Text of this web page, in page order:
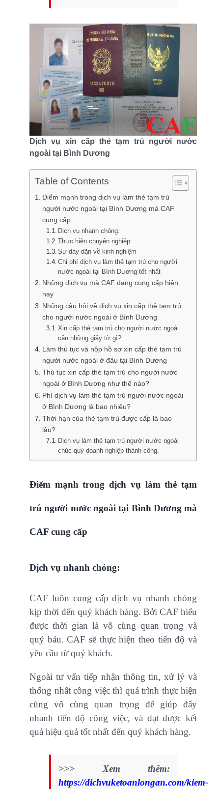
Dịch vụ xin cấp thẻ tạm trú người nước
ngoài tại Bình Dương
Table of Contents
Điểm mạnh trong dịch vụ làm thẻ tạm trú
người nước ngoài tại Bình Dương mà CAF
cung cấp
Dịch vụ nhanh chóng:
Thực hiện chuyên nghiệp:
Sự dày dặn về kinh nghiệm
Chi phí dịch vụ làm thẻ tạm trú cho người
nước ngoài tại Bình Dương tốt nhất
Những dịch vụ mà CAF đang cung cấp hiện
nay
Những câu hỏi về dịch vụ xin cấp thẻ tạm trú
cho người nước ngoài ở Bình Dương
Xin cấp thẻ tạm trú cho người nước ngoài
cần những giấy tờ gì?
Làm thủ tục và nộp hồ sơ xin cấp thẻ tạm trú
người nước ngoài ở đâu tại Bình Dương
Thủ tục xin cấp thẻ tạm trú cho người nước
ngoài ở Bình Dương như thế nào?
Phí dịch vụ làm thẻ tạm trú người nước ngoài
ở Bình Dương là bao nhiêu?
Thời hạn của thẻ tạm trú được cấp là bao
lâu?
Dịch vụ làm thẻ tạm trú người nước ngoài
chúc quý doanh nghiệp thành công.
Điểm mạnh trong dịch vụ làm thẻ tạm
trú người nước ngoài tại Bình Dương mà
CAF cung cấp
Dịch vụ nhanh chóng:
CAF luôn cung cấp dịch vụ nhanh chóng
kịp thời đến quý khách hàng. Bởi CAF hiểu
được thời gian là vô cùng quan trọng và
quý báu. CAF sẽ thực hiện theo tiến độ và
yêu cầu từ quý khách.
Ngoài tư vấn tiếp nhận thông tin, xử lý và
thống nhất công việc thì quá trình thực hiện
cũng vô cùng quan trọng để giúp đẩy
nhanh tiến độ công việc, và đạt được kết
quả hiệu quả tốt nhất đến quý khách hàng.
>>> Xem thêm:
https://dichvuketoanlongan.com/kiem-